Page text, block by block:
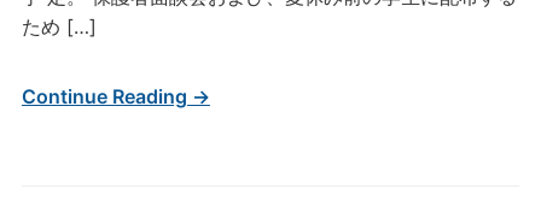
ため […]
Continue Reading →